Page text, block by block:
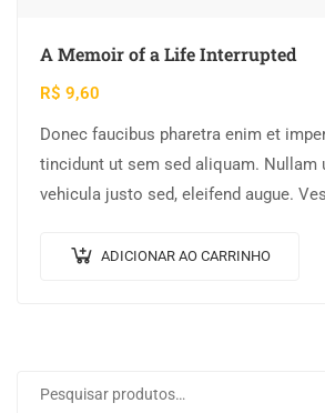
A Memoir of a Life Interrupted
R$ 9,60
Donec faucibus pharetra enim et
tincidunt ut sem sed aliquam. Nullam
vehicula justo sed, eleifend augue.
ADICIONAR AO CARRINHO